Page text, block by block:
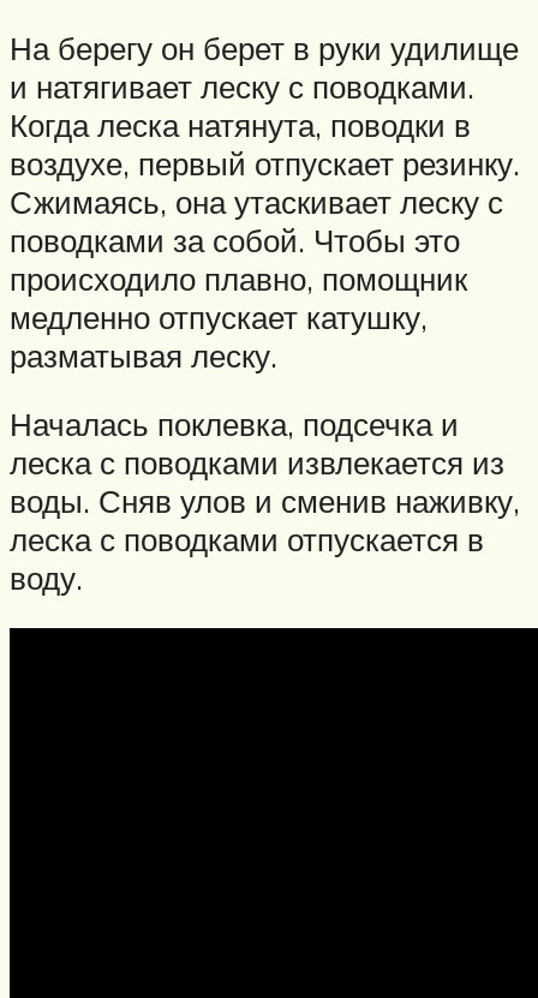
На берегу он берет в руки удилище
и натягивает леску с поводками.
Когда леска натянута, поводки в
воздухе, первый отпускает резинку.
Сжимаясь, она утаскивает леску с
поводками за собой. Чтобы это
происходило плавно, помощник
медленно отпускает катушку,
разматывая леску.
Началась поклевка, подсечка и
леска с поводками извлекается из
воды. Сняв улов и сменив наживку,
леска с поводками отпускается в
воду.